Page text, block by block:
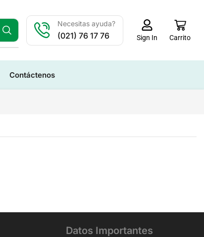
Necesitas ayuda?
(021) 76 17 76 Sign In Carrito
Contáctenos
Datos Importantes